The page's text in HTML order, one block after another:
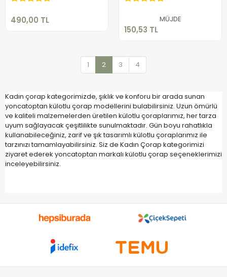
Rengi Görünümlü
490,00 TL
Sepete Ekle
MÜJDE
150,53 TL
1 2 3 4
Kadın çorap kategorimizde, şıklık ve konforu bir arada sunan
yoncatoptan külotlu çorap modellerini bulabilirsiniz. Uzun ömürlü
ve kaliteli malzemelerden üretilen külotlu çoraplarımız, her tarza
uyum sağlayacak çeşitlilikte sunulmaktadır. Gün boyu rahatlıkla
kullanabileceğiniz, zarif ve şık tasarımlı külotlu çoraplarımız ile
tarzınızı tamamlayabilirsiniz. Siz de Kadın Çorap kategorimizi
ziyaret ederek yoncatoptan markalı külotlu çorap seçeneklerimizi
inceleyebilirsiniz.